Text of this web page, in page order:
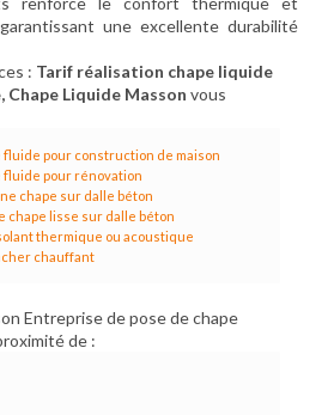
une excellente durabilité
: Tarif réalisation chape liquide
Chape Liquide Masson vous
pour construction de maison
pour rénovation
chape sur dalle béton
chape lisse sur dalle béton
thermique ou acoustique
chauffant
Entreprise de pose de chape
de :